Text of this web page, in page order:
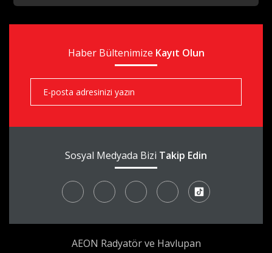
aks
Haber Bültenimize Kayıt Olun
Sosyal Medyada Bizi Takip Edin
AEON Radyatör ve Havlupan